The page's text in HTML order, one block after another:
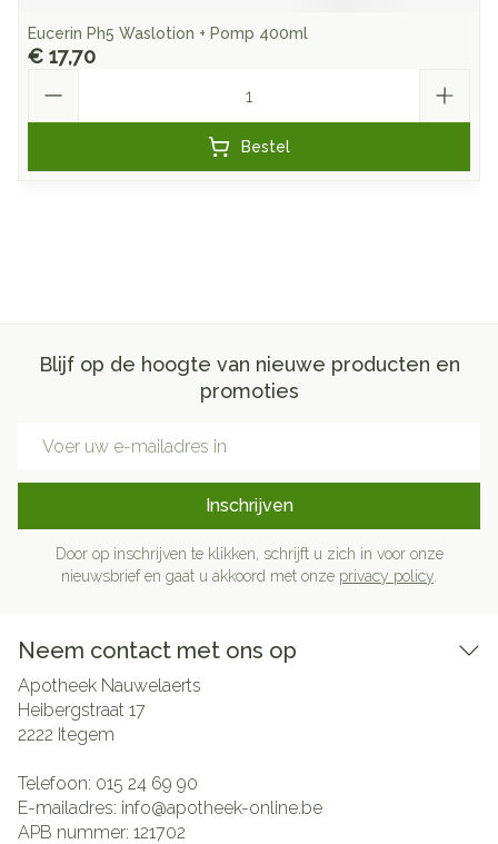
Eucerin Ph5 Waslotion + Pomp 400ml
€ 17,70
Bestel
Blijf op de hoogte van nieuwe producten en
promoties
Inschrijven
Door op inschrijven te klikken, schrijft u zich in voor onze
nieuwsbrief en gaat u akkoord met onze privacy policy
Neem contact met ons op
Apotheek Nauwelaerts
Heibergstraat 17
2222 Itegem
Telefoon: 015 24 69 90
E-mailadres: info@apotheek-online.be
APB nummer: 121702